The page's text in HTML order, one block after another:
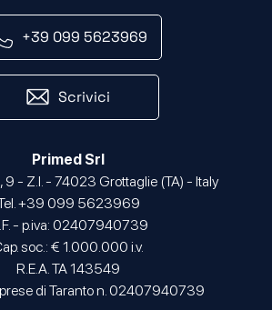
+39 099 5623969
Scrivici
Primed Srl
9 - Z.I. - 74023 Grottaglie (TA) - Italy
+39 099 5623969
- p.iva: 02407940739
soc.: € 1.000.000 i.v.
R.E.A. TA 143549
di Taranto n. 02407940739